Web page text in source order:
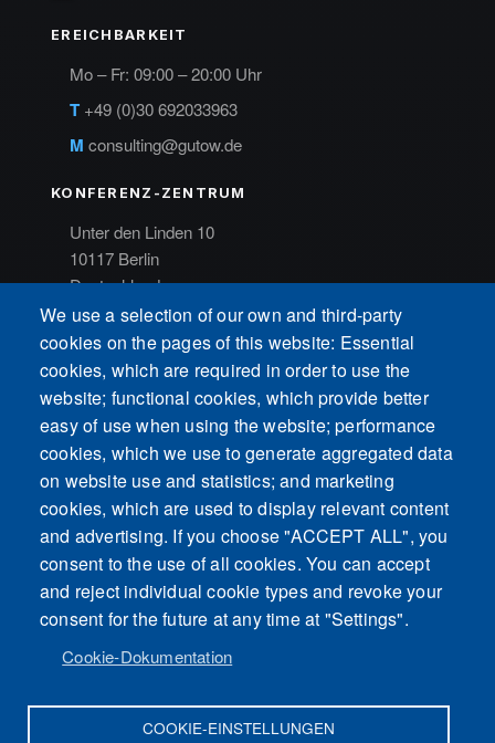
EREICHBARKEIT
Mo – Fr: 09:00 – 20:00 Uhr
T+49 (0)30 692033963
M consulting@gutow.de
KONFERENZ-ZENTRUM
Unter den Linden 10
10117 Berlin
Deutschland
NAVIGATION
Home
Impressum
Datenschutz
We use a selection of our own and third-party
cookies on the pages of this website: Essential
cookies, which are required in order to use the
website; functional cookies, which provide better
easy of use when using the website; performance
cookies, which we use to generate aggregated data
on website use and statistics; and marketing
cookies, which are used to display relevant content
and advertising. If you choose "ACCEPT ALL", you
consent to the use of all cookies. You can accept
and reject individual cookie types and revoke your
consent for the future at any time at "Settings".
Cookie-Dokumentation
COOKIE-EINSTELLUNGEN
© 2026 Gutow Consulting